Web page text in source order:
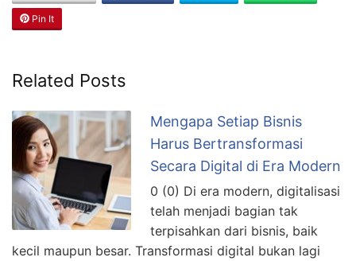
Pin It
Related Posts
Mengapa Setiap Bisnis
Harus Bertransformasi
Secara Digital di Era Modern
0 (0) Di era modern, digitalisasi
telah menjadi bagian tak
terpisahkan dari bisnis, baik
kecil maupun besar. Transformasi digital bukan lagi